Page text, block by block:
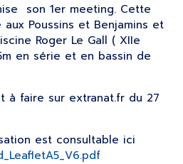
son 1er meeting. Cette
aux Poussins et Benjamins et
Roger Le Gall ( XIIe
en série et en bassin de
à faire sur extranat.fr du 27
est consultable ici